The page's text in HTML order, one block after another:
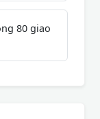
80 giao